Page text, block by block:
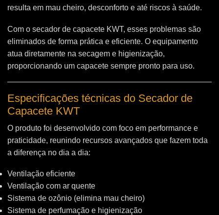
resulta em mau cheiro, desconforto e até riscos à saúde.
Com o secador de capacete KWT, esses problemas são
eliminados de forma prática e eficiente. O equipamento
atua diretamente na secagem e higienização,
proporcionando um capacete sempre pronto para uso.
Especificações técnicas do Secador de
Capacete KWT
O produto foi desenvolvido com foco em performance e
praticidade, reunindo recursos avançados que fazem toda
a diferença no dia a dia:
Ventilação eficiente
Ventilação com ar quente
Sistema de ozônio (elimina mau cheiro)
Sistema de perfumação e higienização